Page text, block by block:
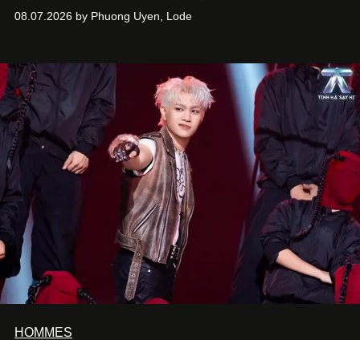
Cà Phê Cà Pháo mang dấu ấn Indochine hoài niệm, thu
08.07.2026 by Phuong Uyen, Lode
HOMMES